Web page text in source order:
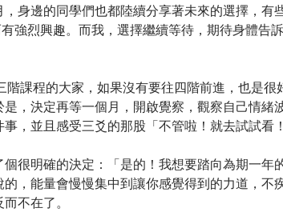
身邊的同學們也都陸續分享著未來的選擇，有
強烈興趣。而我，選擇繼續等待，期待身體告
階課程的大家，如果沒有要往四階前進，也是很
，決定再等一個月，開啟覺察，觀察自己情緒
，並且感受三爻的那股「不管啦！就去試試看
很明確的決定：「是的！我想要踏向為期一年
，能量會慢慢集中到讓你感覺得到的力道，不
不在了。